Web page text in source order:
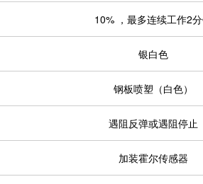
10% ，最多连续工作2
银白色
钢板喷塑（白色）
遇阻反弹或遇阻停止
加装霍尔传感器